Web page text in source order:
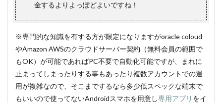
金するよりよっぽどよいですね！
※専門的な知識を有する方が限定になりますがoracle coloud
やAmazon AWSのクラウドサーバー契約（無料会員の範囲で
もOK）が可能であればPC不要で自動化可能ですが、まれに
止まってしまったりする事もあったり複数アカウントでの運
用が複雑なので、そこまでするなら多少低スペックな端末で
もいいので使ってないAndroidスマホを用意し専用アプリ をイ